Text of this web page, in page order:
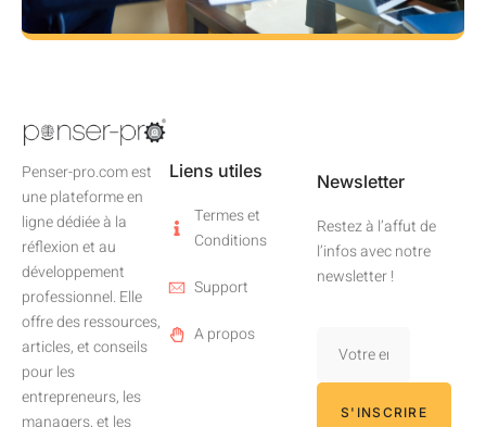
Penser-pro.com est
une plateforme en
ligne dédiée à la
réflexion et au
développement
professionnel. Elle
offre des ressources,
articles, et conseils
pour les
entrepreneurs, les
managers, et les
Liens utiles
Termes et
Conditions
Support
A propos
Newsletter
Restez à l’affut de
l’infos avec notre
newsletter !
S'INSCRIRE